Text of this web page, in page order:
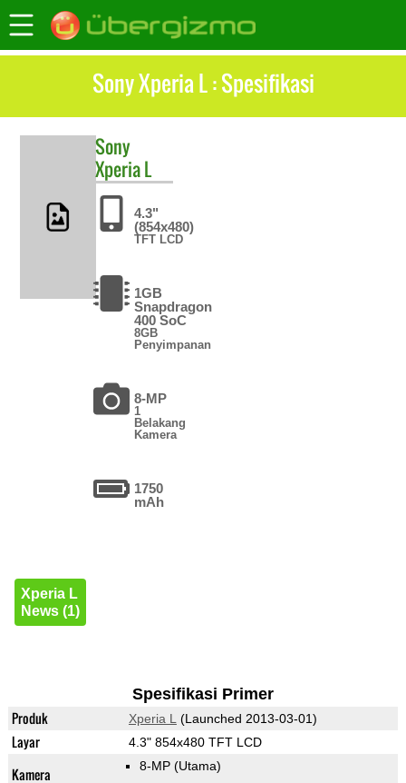
Sony Xperia L : Spesifikasi
Sony
Xperia L
4.3"
(854x480)
TFT LCD
1GB
Snapdragon
400 SoC
8GB
Penyimpanan
8-MP
1
Belakang
Kamera
1750
mAh
Xperia L
News (1)
Spesifikasi Primer
Produk Xperia L (Launched 2013-03-01)
Layar 4.3" 854x480 TFT LCD
Kamera 8-MP (Utama)